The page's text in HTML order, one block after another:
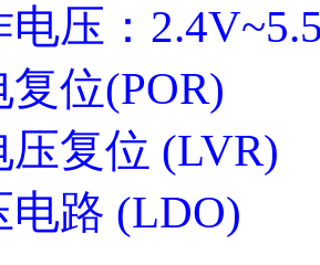
压：
位(POR)
压复位 (LVR)
电路 (LDO)